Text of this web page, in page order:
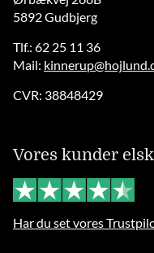
5892 Gudbjerg
Tlf.: 62 25 11 36
Mail:
CVR: 38848429
Vores kunder
Har du set vores